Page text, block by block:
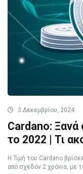
3 Δεκεμβρίου, 2024
Cardano: Ξανά
το 2022 | Τι
Η Τιμή του Cardano
από σχεδόν 2 χρόνια, με